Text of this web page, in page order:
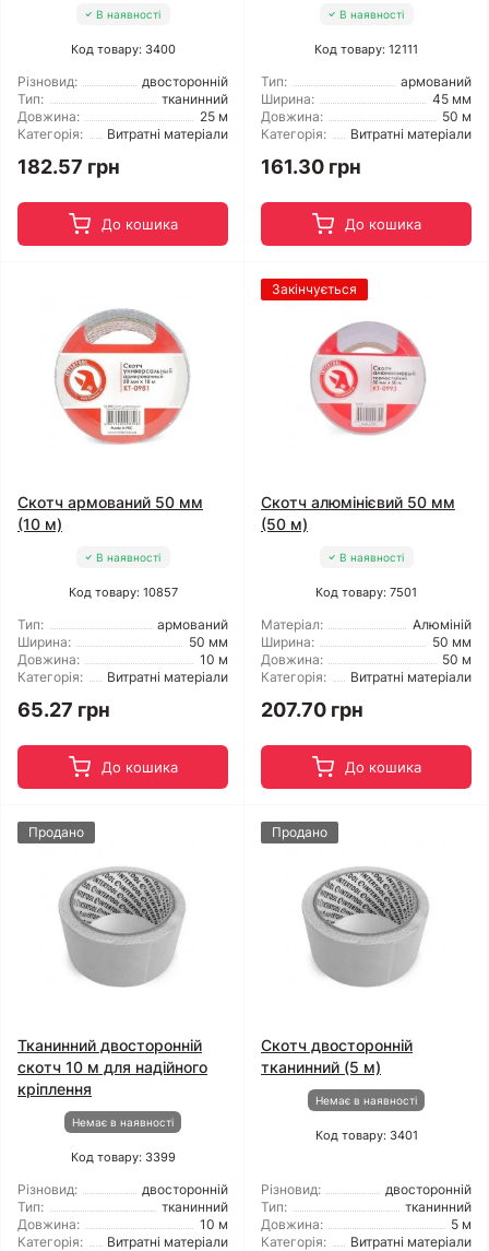
В наявності
Код товару: 3400
Різновид:
двосторонній
Тип:
тканинний
Довжина:
25 м
Категорія:
Витратні матеріали
182.57 грн
До кошика
В наявності
Код товару: 12111
Тип:
армований
Ширина:
45 мм
Довжина:
50 м
Категорія:
Витратні матеріали
161.30 грн
До кошика
Скотч армований 50 мм
(10 м)
В наявності
Код товару: 10857
Тип:
армований
Ширина:
50 мм
Довжина:
10 м
Категорія:
Витратні матеріали
65.27 грн
До кошика
Закінчується
Скотч алюмінієвий 50 мм
(50 м)
В наявності
Код товару: 7501
Матеріал:
Алюміній
Ширина:
50 мм
Довжина:
50 м
Категорія:
Витратні матеріали
207.70 грн
До кошика
Продано
Тканинний двосторонній
скотч 10 м для надійного
кріплення
Немає в наявності
Код товару: 3399
Різновид:
двосторонній
Тип:
тканинний
Довжина:
10 м
Категорія:
Витратні матеріали
Продано
Скотч двосторонній
тканинний (5 м)
Немає в наявності
Код товару: 3401
Різновид:
двосторонній
Тип:
тканинний
Довжина:
5 м
Категорія:
Витратні матеріали